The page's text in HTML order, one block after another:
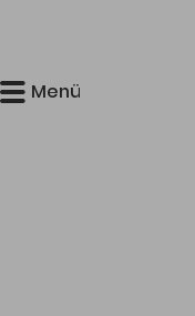
Menü